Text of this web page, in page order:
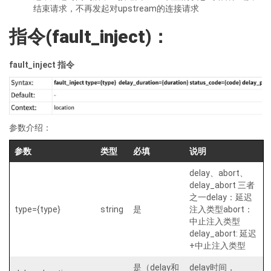
结束请求，不再发起对upstream的连接请求
指令(fault_inject)：
fault_inject 指令
参数介绍：
参数 类型 必填 说明
type={type} string 是
delay、abort、
delay_abort 三者
之一delay：延迟
注入类型abort：
中止注入类型
delay_abort: 延迟
+中止注入类型
是（delay和 delay时间，